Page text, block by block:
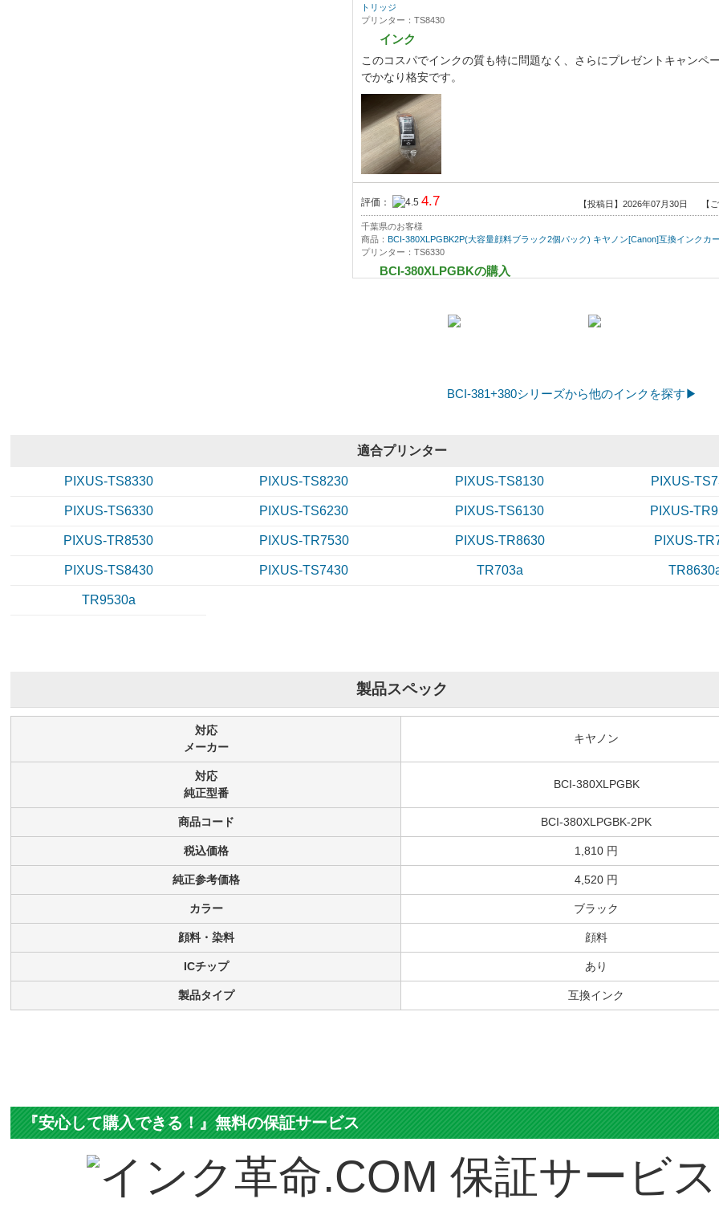
トリッジ
プリンター：TS8430
インク
このコスパでインクの質も特に問題なく、さらにプレゼントキャンペ
でかなり格安です。
評価： 4.7 【
【投稿日】2026年07月30日
千葉県のお客様
商品： BCI-380XLPGBK2P(大容量顔料ブラック2個パック) キヤノン[Canon]互換インクカ
プリンター：TS6330
BCI-380XLPGBKの購入
価格はもちろん安いに越したことはないので
プリンター：ts8230
何より安い
これまで数台のプリンターで貴社から購入してきました。
【
【投稿日】2026年07月22日
[8本自由選択] BCI-381XL+BCI-380XLPGBK (PGBK/BK/C/M/Y/GY) キヤノン[Canon]
静岡県のお客様
純正を使っても長く使えばヘッドが詰まる時には詰る、
プリンターが変わってもこれからもお世話になります。
【投稿日】2026年07月18日
BCI-381XLC(シアン大容量) キヤノン[Canon]互換インクカートリッジ
注文してから手元に届く迄 早いです 近くに量販店有りますが もう
いいので楽チンです。配送
山形県のお客様
商品：BCI-381XL（BK/C/M/Y）+BCI-380XLPGBK(5色マルチパック大容量x2セット) キヤ
インクカートリッジ
お手ごろです
お手ごろだと思います。
BCI-381+380シリーズから他のインクを探す▶
適合プリンター
PIXUS-TS8330 PIXUS-TS8230 PIXUS-TS8130 PIXUS-
PIXUS-TS6330 PIXUS-TS6230 PIXUS-TS6130 PIXUS-
PIXUS-TR8530 PIXUS-TR7530 PIXUS-TR8630 PIXUS-
PIXUS-TS8430 PIXUS-TS7430 TR703a
TR9530a
製品スペック
対応
メーカー
キヤノン
対応
純正型番
BCI-380XLPGBK
商品コード BCI-380XLPGBK-2PK
税込価格 1,810 円
純正参考価格 4,520 円
カラー ブラック
顔料・染料 顔料
ICチップ あり
製品タイプ 互換インク
『安心して購入できる！』無料の保証サービス
保証サービス